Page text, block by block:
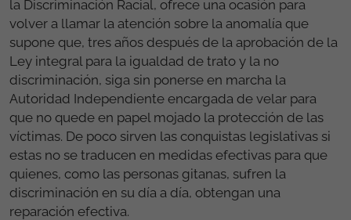
la Discriminación Racial, ofrece una ocasión para
volver a llamar la atención sobre la anomalía que
supone que, tres años después de la aprobación de la
Ley integral para la igualdad de trato y la no
discriminación, siga sin ponerse en marcha la
Autoridad Independiente encargada de velar para
que no quede en papel mojado la protección de las
víctimas. De poco sirven las conquistas legislativas si
estas no se traducen en medidas efectivas para que
quienes, como las personas gitanas, sufren la
discriminación en su día a día, obtengan una
reparación efectiva.